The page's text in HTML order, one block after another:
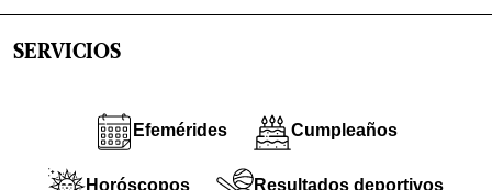
SERVICIOS
Efemérides Cumpleaños
Horóscopos Resultados deportivos